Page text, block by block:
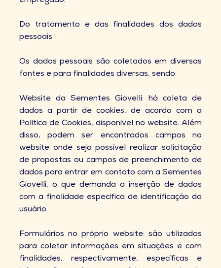
Do tratamento e das finalidades dos dados
pessoais
Os dados pessoais são coletados em diversas
fontes e para finalidades diversas, sendo:
Website da Sementes Giovelli: há coleta de
dados a partir de cookies, de acordo com a
Política de Cookies, disponível no website. Além
disso, podem ser encontrados campos no
website onde seja possível realizar solicitação
de propostas ou campos de preenchimento de
dados para entrar em contato com a Sementes
Giovelli, o que demanda a inserção de dados
com a finalidade específica de identificação do
usuário.
Formulários no próprio website: são utilizados
para coletar informações em situações e com
finalidades, respectivamente, específicas e